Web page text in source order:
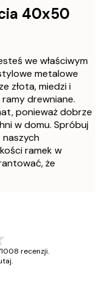
40x50
we właściwym
metalowe
złota, miedzi i
drewniane.
ponieważ dobrze
w domu. Spróbuj
ramek w
że
recenzji.